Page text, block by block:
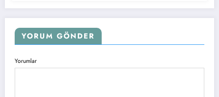
YORUM GÖNDER
Yorumlar